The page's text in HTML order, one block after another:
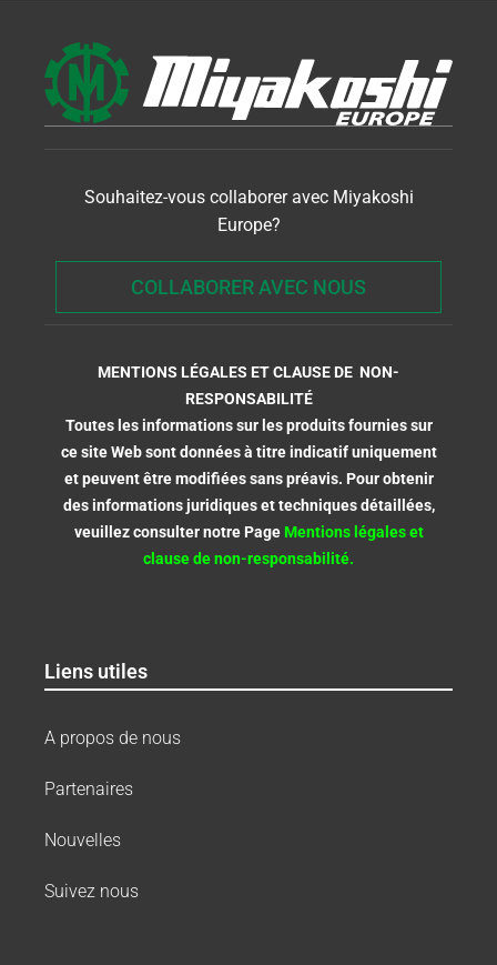
Souhaitez-vous collaborer avec Miyakoshi
Europe?
COLLABORER AVEC NOUS
MENTIONS LÉGALES ET CLAUSE DE NON-
RESPONSABILITÉ
Toutes les informations sur les produits fournies sur
ce site Web sont données à titre indicatif uniquement
et peuvent être modifiées sans préavis. Pour obtenir
des informations juridiques et techniques détaillées,
veuillez consulter notre Page Mentions légales et
clause de non-responsabilité.
Liens utiles
A propos de nous
Partenaires
Nouvelles
Suivez nous